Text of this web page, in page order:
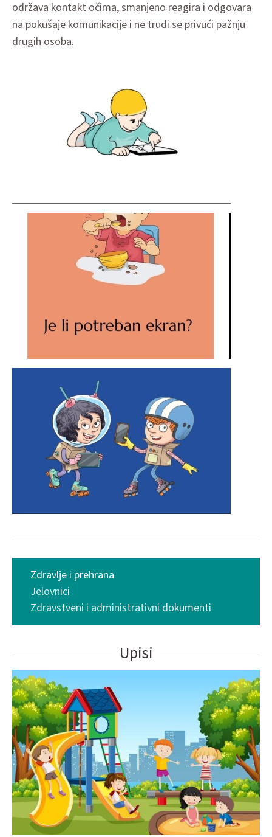
održava kontakt očima, smanjeno reagira i odgovara
na pokušaje komunikacije i ne trudi se privući pažnju
drugih osoba.
Zdravlje i prehrana
Jelovnici
Zdravstveni i administrativni dokumenti
Upisi